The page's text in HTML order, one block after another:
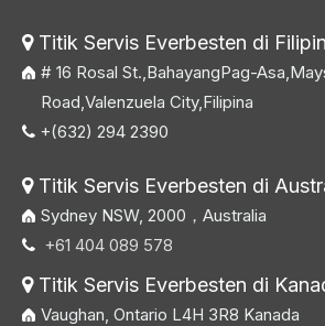
Titik Servis Everbesten di
# 16 Rosal St.,BahayangPag-
Road,Valenzuela City,Filipina
 +(632) 294 2390
Titik Servis Everbesten di
Sydney NSW, 2000，Australia
 +61 404 089 578
Titik Servis Everbesten di
Vaughan, Ontario L4H 3R8 Kanada